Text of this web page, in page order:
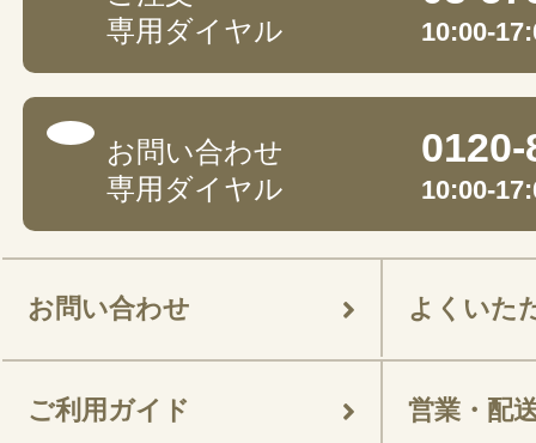
専用ダイヤル
10:00-
お問い合わせ
専用ダイヤル
10:00-
お問い合わせ よくいた
ご利用ガイド 営業・配